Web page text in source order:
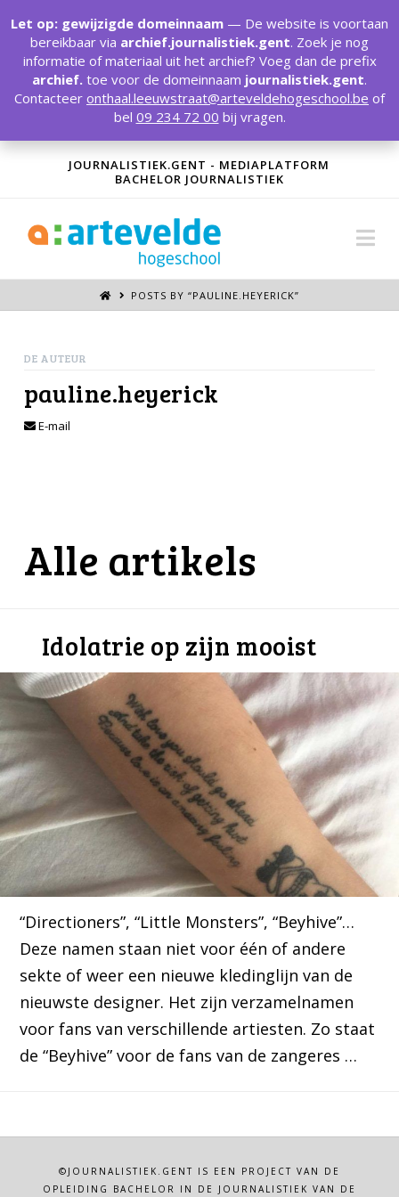
JOURNALISTIEK.GENT - MEDIAPLATFORM
BACHELOR JOURNALISTIEK
POSTS BY “PAULINE.HEYERICK”
DE AUTEUR
pauline.heyerick
E-mail
Alle artikels
Idolatrie op zijn mooist
“Directioners”, “Little Monsters”, “Beyhive”…
Deze namen staan niet voor één of andere
sekte of weer een nieuwe kledinglijn van de
nieuwste designer. Het zijn verzamelnamen
voor fans van verschillende artiesten. Zo staat
de “Beyhive” voor de fans van de zangeres …
©JOURNALISTIEK.GENT IS EEN PROJECT VAN DE
OPLEIDING BACHELOR IN DE JOURNALISTIEK VAN DE
Let op: gewijzigde domeinnaam — De website is voortaan
bereikbaar via archief.journalistiek.gent. Zoek je nog
informatie of materiaal uit het archief? Voeg dan de prefix
archief. toe voor de domeinnaam journalistiek.gent.
Contacteer onthaal.leeuwstraat@arteveldehogeschool.be of
bel 09 234 72 00 bij vragen.